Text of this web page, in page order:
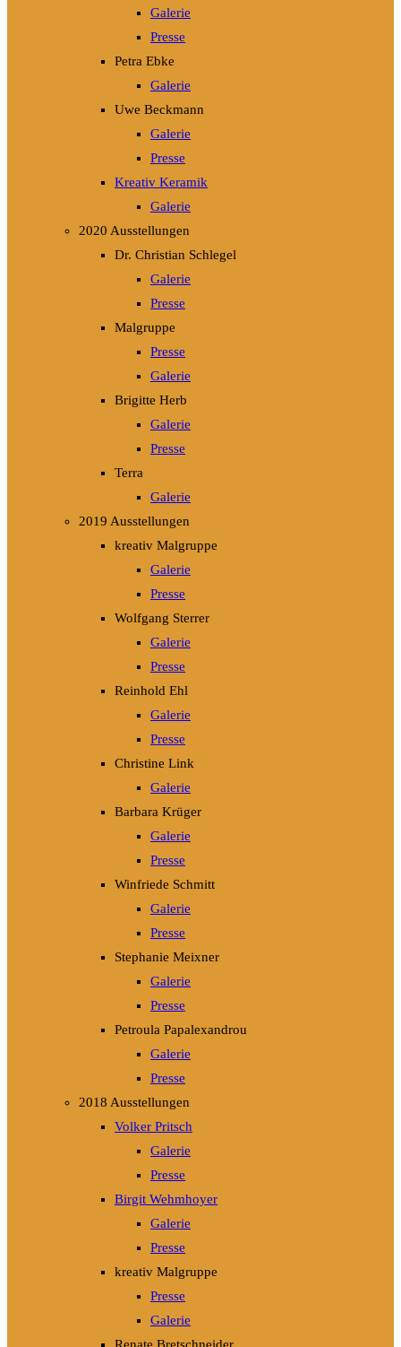
Galerie
Presse
Petra Ebke
Galerie
Uwe Beckmann
Galerie
Presse
Kreativ Keramik
Galerie
2020 Ausstellungen
Dr. Christian Schlegel
Galerie
Presse
Malgruppe
Presse
Galerie
Brigitte Herb
Galerie
Presse
Terra
Galerie
2019 Ausstellungen
kreativ Malgruppe
Galerie
Presse
Wolfgang Sterrer
Galerie
Presse
Reinhold Ehl
Galerie
Presse
Christine Link
Galerie
Barbara Krüger
Galerie
Presse
Winfriede Schmitt
Galerie
Presse
Stephanie Meixner
Galerie
Presse
Petroula Papalexandrou
Galerie
Presse
2018 Ausstellungen
Volker Pritsch
Galerie
Presse
Birgit Wehmhoyer
Galerie
Presse
kreativ Malgruppe
Presse
Galerie